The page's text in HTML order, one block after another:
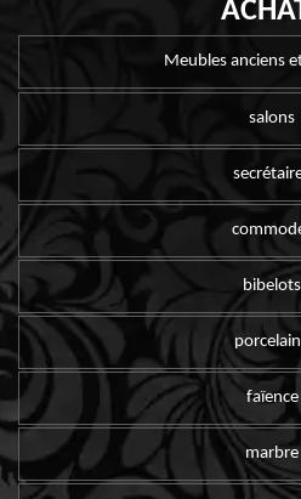
Meubles anciens
salons
bibelots
faïence
marbre